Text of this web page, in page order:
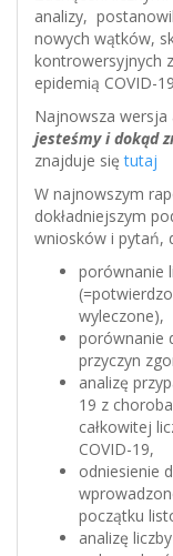
analizy,
nowych wątków,
kontrowersyjnych
epidemią COVID-
Najnowsza wersja
jesteśmy i dokąd
znajduje siętutaj
W najnowszym
dokładniejszym
wniosków i pytań,
porównanie
wyleczone),
porównanie
przyczyn
analizę
19 z
całkowitej
COVID-19,
odniesienie
początku
analizę